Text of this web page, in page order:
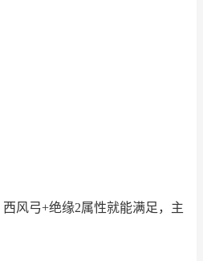
风弓+绝缘2属性就能满足，主